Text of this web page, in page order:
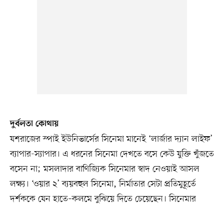
দুর্বলতা কোথায়
যশরাজের স্পাই ইউনিভার্সের সিনেমা মানেই ‘লার্জার দ্যান লাইফ’
ব্যাপার-স্যাপার। এ ধরনের সিনেমা দেখতে বসে কেউ যুক্তি খুঁজতে
বসেন না; মসলাদার বাণিজ্যিক সিনেমার স্বাদ নেওয়াই আসল
লক্ষ্য। ‘ওয়ার ২’ ব্যয়বহুল সিনেমা, নির্মাতার সেটা প্রতিমুহূর্তে
দর্শককে যেন হাতে–কলমে বুঝিয়ে দিতে চেয়েছেন। সিনেমার